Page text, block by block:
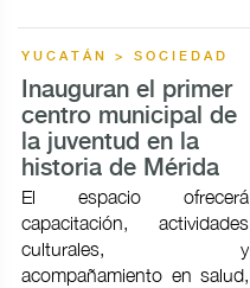
YUCATÁN > SOCIEDAD
Inauguran el primer
centro municipal de
la juventud en la
historia de Mérida
El espacio ofrecerá
capacitación, actividades
culturales, y
acompañamiento en salud,